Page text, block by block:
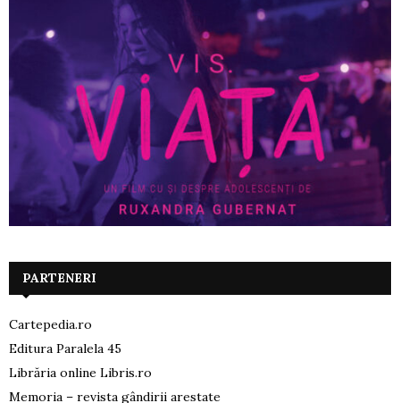
PARTENERI
Cartepedia.ro
Editura Paralela 45
Librăria online Libris.ro
Memoria – revista gândirii arestate